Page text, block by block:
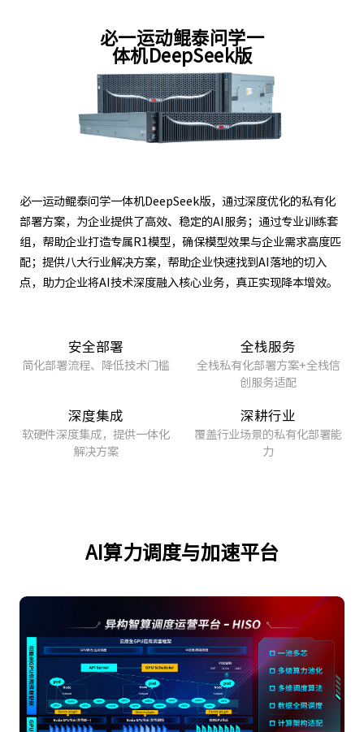
必一运动鲲泰问学一
体机DeepSeek版
必一运动鲲泰问学一体机DeepSeek版，通过深度优化的私有化
部署方案，为企业提供了高效、稳定的AI服务；通过专业训练套
组，帮助企业打造专属R1模型，确保模型效果与企业需求高度匹
配；提供八大行业解决方案，帮助企业快速找到AI落地的切入
点，助力企业将AI技术深度融入核心业务，真正实现降本增效。
安全部署
简化部署流程、降低技术门槛
全栈服务
全栈私有化部署方案+全栈信
创服务适配
深度集成
软硬件深度集成，提供一体化
解决方案
深耕行业
覆盖行业场景的私有化部署能
力
AI算力调度与加速平台